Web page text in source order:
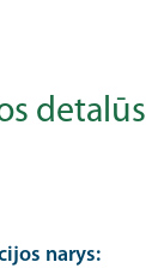
detalūs
narys